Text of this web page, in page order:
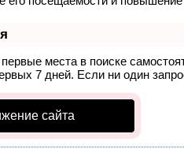
места в поиске
7 дней. Если ни один
сайта